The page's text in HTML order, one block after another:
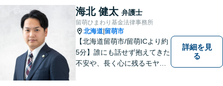
【駐車場有】話しやすい雰囲
気作りを大切にして、皆様の
お越しをお待ちしています。
海北 健太 弁護士
留萌ひまわり基金法律事務所
北海道 留萌市
【北海道留萌市/留萌ICより約
5分】誰にも話せず抱えてきた
不安や、長く心に残るモヤモ
詳細を見
る